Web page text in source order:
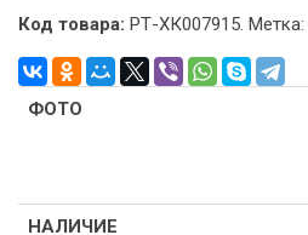
Код товара: РТ-ХК007915. Метка: